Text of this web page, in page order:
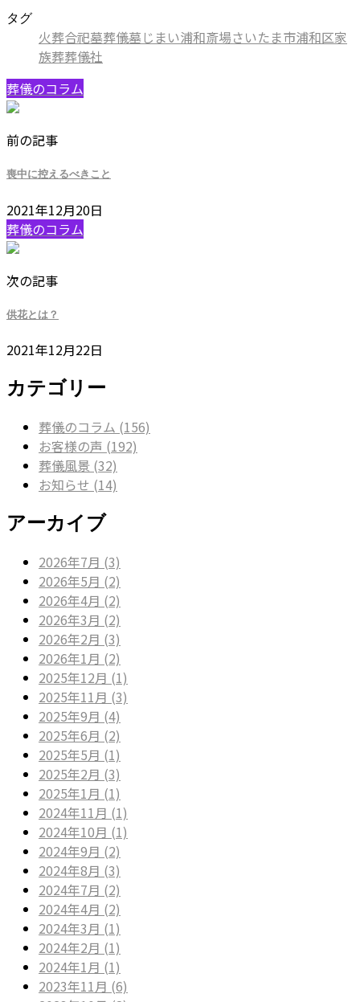
タグ
火葬合祀墓葬儀墓じまい浦和斎場さいたま市浦和区家
族葬葬儀社
葬儀のコラム
前の記事
喪中に控えるべきこと
2021年12月20日
葬儀のコラム
次の記事
供花とは？
2021年12月22日
カテゴリー
葬儀のコラム (156)
お客様の声 (192)
葬儀風景 (32)
お知らせ (14)
アーカイブ
2026年7月 (3)
2026年5月 (2)
2026年4月 (2)
2026年3月 (2)
2026年2月 (3)
2026年1月 (2)
2025年12月 (1)
2025年11月 (3)
2025年9月 (4)
2025年6月 (2)
2025年5月 (1)
2025年2月 (3)
2025年1月 (1)
2024年11月 (1)
2024年10月 (1)
2024年9月 (2)
2024年8月 (3)
2024年7月 (2)
2024年4月 (2)
2024年3月 (1)
2024年2月 (1)
2024年1月 (1)
2023年11月 (6)